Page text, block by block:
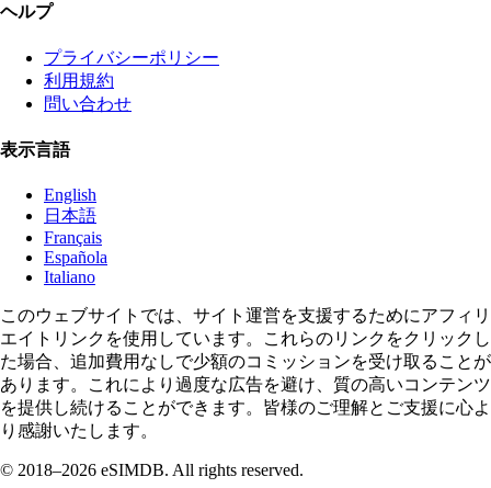
ヘルプ
プライバシーポリシー
利用規約
問い合わせ
表示言語
English
日本語
Français
Española
Italiano
このウェブサイトでは、サイト運営を支援するためにアフィリ
エイトリンクを使用しています。これらのリンクをクリックし
た場合、追加費用なしで少額のコミッションを受け取ることが
あります。これにより過度な広告を避け、質の高いコンテンツ
を提供し続けることができます。皆様のご理解とご支援に心よ
り感謝いたします。
© 2018–2026 eSIMDB. All rights reserved.